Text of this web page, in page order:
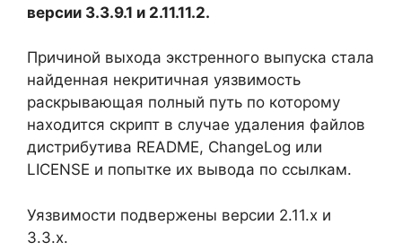
версии 3.3.9.1 и 2.11.11.2.
Причиной выхода экстренного выпуска стала
найденная некритичная уязвимость
раскрывающая полный путь по которому
находится скрипт в случае удаления файлов
дистрибутива README, ChangeLog или
LICENSE и попытке их вывода по ссылкам.
Уязвимости подвержены версии 2.11.x и
3.3.x.